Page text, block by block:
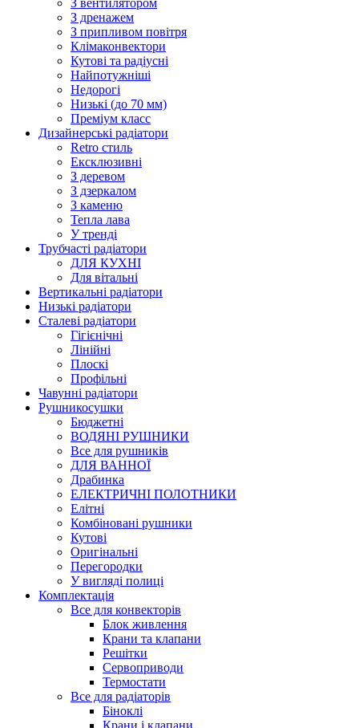
З дренажем
З припливом повітря
Клімаконвектори
Кутові та радіусні
Найпотужніші
Недорогі
Низькі (до 70 мм)
Преміум класс
Дизайнерські радіатори
Retro стиль
Ексклюзивні
З деревом
З дзеркалом
З каменю
Тепла лава
У тренді
Трубчасті радіатори
ДЛЯ КУХНІ
Для вітальні
Вертикальні радіатори
Низькі радіатори
Сталеві радіатори
Гігієнічні
Лінійні
Плоскі
Профільні
Чавунні радіатори
Рушникосушки
Бюджетні
ВОДЯНІ РУШНИКИ
Все для рушників
ДЛЯ ВАННОЇ
Драбинка
ЕЛЕКТРИЧНІ ПОЛОТНИКИ
Елітні
Комбіновані рушники
Кутові
Оригінальні
Перегородки
У вигляді полиці
Комплектація
Все для конвекторів
Блок живлення
Крани та клапани
Решітки
Сервоприводи
Термостати
Все для радіаторів
Біноклі
Крани і клапани